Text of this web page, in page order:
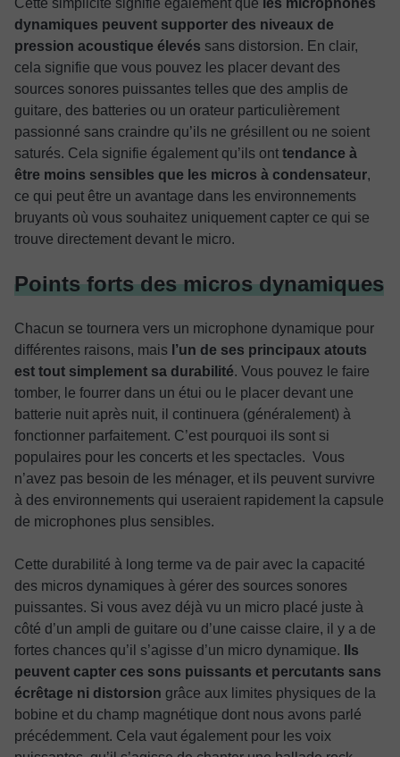
Cette simplicité signifie également que les microphones
dynamiques peuvent supporter des niveaux de
pression acoustique élevés sans distorsion. En clair,
cela signifie que vous pouvez les placer devant des
sources sonores puissantes telles que des amplis de
guitare, des batteries ou un orateur particulièrement
passionné sans craindre qu’ils ne grésillent ou ne soient
saturés. Cela signifie également qu’ils ont tendance à
être moins sensibles que les micros à condensateur,
ce qui peut être un avantage dans les environnements
bruyants où vous souhaitez uniquement capter ce qui se
trouve directement devant le micro.
Points forts des micros dynamiques
Chacun se tournera vers un microphone dynamique pour
différentes raisons, mais l’un de ses principaux atouts
est tout simplement sa durabilité. Vous pouvez le faire
tomber, le fourrer dans un étui ou le placer devant une
batterie nuit après nuit, il continuera (généralement) à
fonctionner parfaitement. C’est pourquoi ils sont si
populaires pour les concerts et les spectacles. Vous
n’avez pas besoin de les ménager, et ils peuvent survivre
à des environnements qui useraient rapidement la capsule
de microphones plus sensibles.
Cette durabilité à long terme va de pair avec la capacité
des micros dynamiques à gérer des sources sonores
puissantes. Si vous avez déjà vu un micro placé juste à
côté d’un ampli de guitare ou d’une caisse claire, il y a de
fortes chances qu’il s’agisse d’un micro dynamique.
Ils
peuvent capter ces sons puissants et percutants sans
écrêtage ni distorsion grâce aux limites physiques de la
bobine et du champ magnétique dont nous avons parlé
précédemment. Cela vaut également pour les voix